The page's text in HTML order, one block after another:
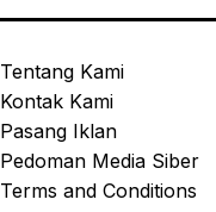
Tentang Kami
Kontak Kami
Pasang Iklan
Pedoman Media Siber
Terms and Conditions